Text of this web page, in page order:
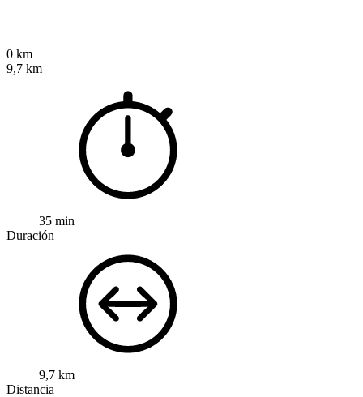
0 km
9,7 km
35 min
Duración
9,7 km
Distancia